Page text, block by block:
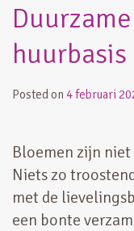
huurbasis
Posted on 4 februari
Bloemen zijn
Niets zo
met de
een bonte